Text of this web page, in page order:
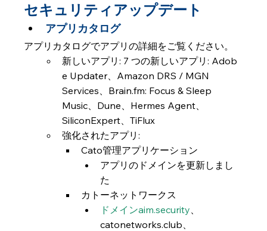
セキュリティアップデート
アプリカタログ
アプリカタログでアプリの詳細をご覧ください。
新しいアプリ: 7 つの新しいアプリ: Adob​​
e Updater、Amazon DRS / MGN
Services、Brain.fm: Focus & Sleep
Music、Dune、Hermes Agent、
SiliconExpert、TiFlux
強化されたアプリ:
Cato管理アプリケーション
アプリのドメインを更新しまし
た
カトーネットワークス
ドメインaim.security、
catonetworks.club、